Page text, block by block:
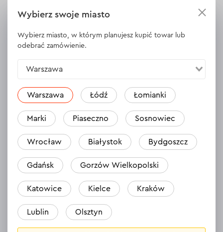
Nikt jeszcze nie zostawił opinii na temat
tego produktu.
Bądź pierwszy
Opis Kosa spalinowa Dnipro-M 33M(N)
Wybierz swoje miasto
Wybierz miasto, w którym planujesz kupić towar lub
odebrać zamówienie.
Warszawa
Warszawa Łódź Łomianki
Marki Piaseczno Sosnowiec
Wrocław Białystok Bydgoszcz
Gdańsk Gorzów Wielkopolski
Katowice Kielce Kraków
Lublin Olsztyn